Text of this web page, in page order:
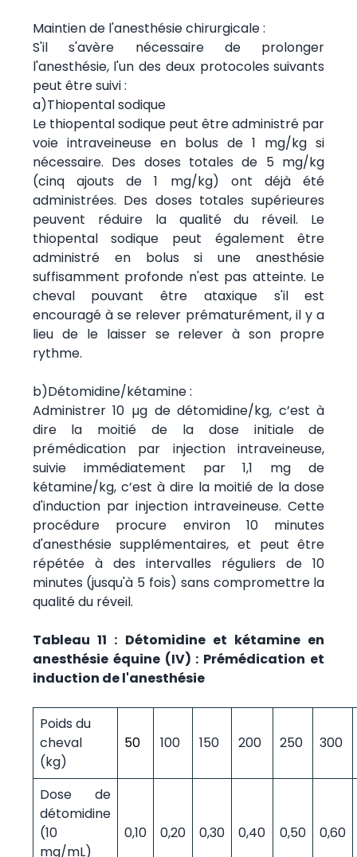
Maintien de l'anesthésie chirurgicale :
S'il s'avère nécessaire de prolonger
l'anesthésie, l'un des deux protocoles suivants
peut être suivi :
a)Thiopental sodique
Le thiopental sodique peut être administré par
voie intraveineuse en bolus de 1 mg/kg si
nécessaire. Des doses totales de 5 mg/kg
(cinq ajouts de 1 mg/kg) ont déjà été
administrées. Des doses totales supérieures
peuvent réduire la qualité du réveil. Le
thiopental sodique peut également être
administré en bolus si une anesthésie
suffisamment profonde n'est pas atteinte. Le
cheval pouvant être ataxique s'il est
encouragé à se relever prématurément, il y a
lieu de le laisser se relever à son propre
rythme.
b)Détomidine/kétamine :
Administrer 10 µg de détomidine/kg, c’est à
dire la moitié de la dose initiale de
prémédication par injection intraveineuse,
suivie immédiatement par 1,1 mg de
kétamine/kg, c’est à dire la moitié de la dose
d'induction par injection intraveineuse. Cette
procédure procure environ 10 minutes
d'anesthésie supplémentaires, et peut être
répétée à des intervalles réguliers de 10
minutes (jusqu'à 5 fois) sans compromettre la
qualité du réveil.
Tableau 11 : Détomidine et kétamine en
anesthésie équine (IV) : Prémédication et
induction de l'anesthésie
Poids du
cheval
(kg)
50 100 150 200 250 300
Dose de
détomidine
(10
mg/mL)
0,10 0,20 0,30 0,40 0,50 0,60